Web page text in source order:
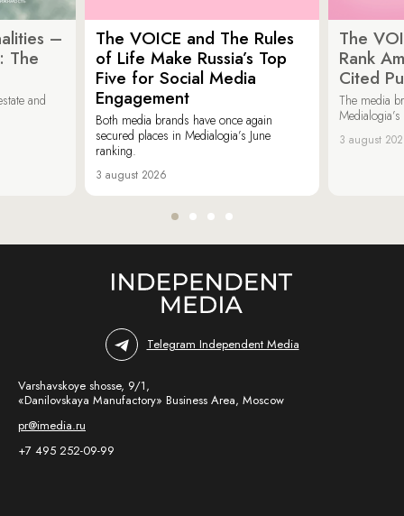
–
The
and
The VOICE and The Rules
of Life Make Russia’s Top
Five for Social Media
Engagement
Both media brands have once again
secured places in Medialogia’s June
ranking.
3 august 2026
The
Rank
Cited
The media
3 august
Telegram Independent Media
Varshavskoye shosse, 9/1,
«Danilovskaya Manufactory» Business Area, Moscow
pr@imedia.ru
+7 495 252-09-99